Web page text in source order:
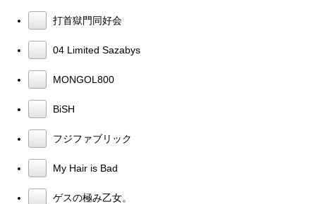
打首獄門同好会
04 Limited Sazabys
MONGOL800
BiSH
フジファブリック
My Hair is Bad
ゲスの極み乙女。